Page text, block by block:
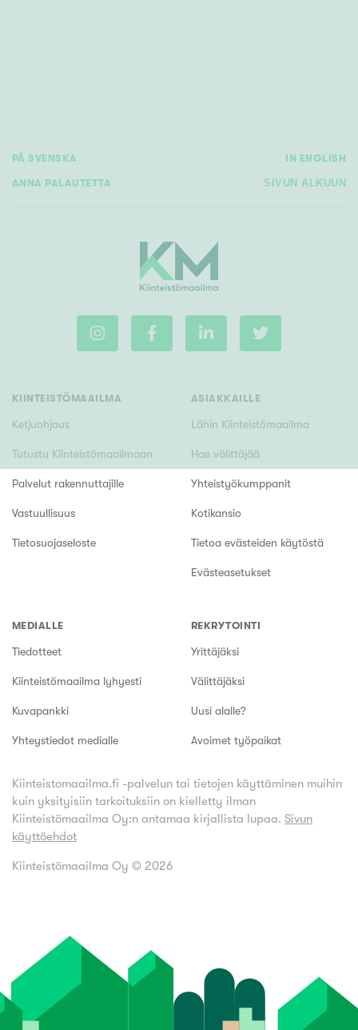
PÅ SVENSKA IN ENGLISH
ANNA PALAUTETTA SIVUN ALKUUN
KIINTEISTÖMAAILMA
Ketjuohjaus
Tutustu Kiinteistömaailmaan
Palvelut rakennuttajille
Vastuullisuus
Tietosuojaseloste
ASIAKKAILLE
Lähin Kiinteistömaailma
Hae välittäjää
Yhteistyökumppanit
Kotikansio
Tietoa evästeiden käytöstä
Evästeasetukset
MEDIALLE
Tiedotteet
Kiinteistömaailma lyhyesti
Kuvapankki
Yhteystiedot medialle
REKRYTOINTI
Yrittäjäksi
Välittäjäksi
Uusi alalle?
Avoimet työpaikat
Kiinteistomaailma.fi -palvelun tai tietojen käyttäminen muihin
kuin yksityisiin tarkoituksiin on kielletty ilman
Kiinteistömaailma Oy:n antamaa kirjallista lupaa. Sivun
käyttöehdot
Kiinteistömaailma Oy © 2026